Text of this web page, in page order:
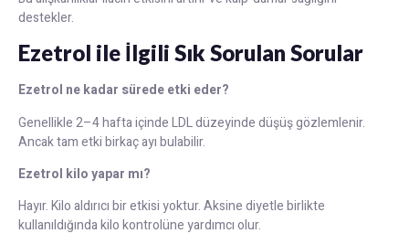
destekler.
Ezetrol ile İlgili Sık Sorulan Sorular
Ezetrol ne kadar sürede etki eder?
Genellikle 2–4 hafta içinde LDL düzeyinde düşüş gözlemlenir.
Ancak tam etki birkaç ayı bulabilir.
Ezetrol kilo yapar mı?
Hayır. Kilo aldırıcı bir etkisi yoktur. Aksine diyetle birlikte
kullanıldığında kilo kontrolüne yardımcı olur.